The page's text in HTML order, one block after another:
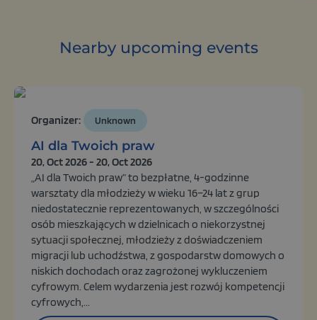
Nearby upcoming events
Organizer: Unknown
AI dla Twoich praw
20, Oct 2026 - 20, Oct 2026
„AI dla Twoich praw” to bezpłatne, 4-godzinne
warsztaty dla młodzieży w wieku 16–24 lat z grup
niedostatecznie reprezentowanych, w szczególności
osób mieszkających w dzielnicach o niekorzystnej
sytuacji społecznej, młodzieży z doświadczeniem
migracji lub uchodźstwa, z gospodarstw domowych o
niskich dochodach oraz zagrożonej wykluczeniem
cyfrowym. Celem wydarzenia jest rozwój kompetencji
cyfrowych,...